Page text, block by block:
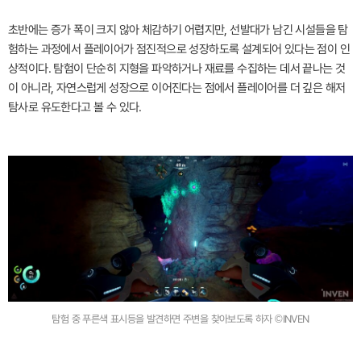
초반에는 증가 폭이 크지 않아 체감하기 어렵지만, 선발대가 남긴 시설들을 탐
험하는 과정에서 플레이어가 점진적으로 성장하도록 설계되어 있다는 점이 인
상적이다. 탐험이 단순히 지형을 파악하거나 재료를 수집하는 데서 끝나는 것
이 아니라, 자연스럽게 성장으로 이어진다는 점에서 플레이어를 더 깊은 해저
탐사로 유도한다고 볼 수 있다.
탐험 중 푸른색 표시등을 발견하면 주변을 찾아보도록 하자 ©INVEN